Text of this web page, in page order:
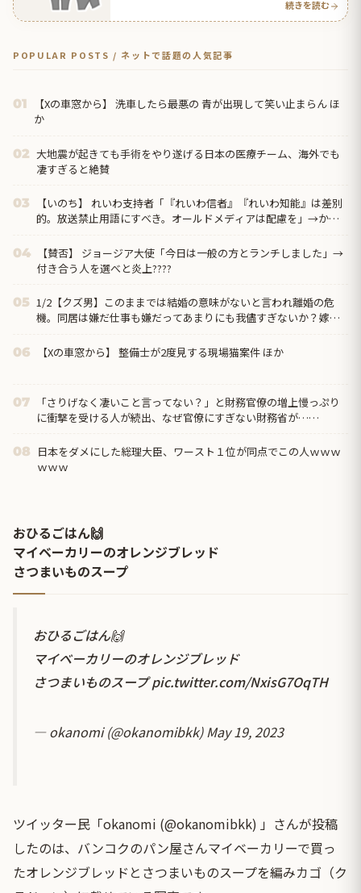
続きを読む
POPULAR POSTS / ネットで話題の人気記事
01
【Xの車窓から】 洗車したら最悪の 青が出現して笑い止まらん ほ
か
02 大地震が起きても手術をやり遂げる日本の医療チーム、海外でも
凄すぎると絶賛
03
【いのち】 れいわ支持者「『れいわ信者』『れいわ知能』は差別
的。放送禁止用語にすべき。オールドメディアは配慮を」→かわ
04
【賛否】 ジョージア大使「今日は一般の方とランチしました」→
付き合う人を選べと炎上????
05 1/2【クズ男】このままでは結婚の意味がないと言われ離婚の危
機。同居は嫌だ仕事も嫌だってあまりにも我儘すぎないか？嫁の
06 【Xの車窓から】 整備士が2度見する現場猫案件 ほか
07
「さりげなく凄いこと言ってない？」と財務官僚の増上慢っぷり
に衝撃を受ける人が続出、なぜ官僚にすぎない財務省が……
08
日本をダメにした総理大臣、ワースト１位が同点でこの人ｗｗｗ
ｗｗｗ
おひるごはん🙌
マイベーカリーのオレンジブレッド
さつまいものスープ
おひるごはん🙌
マイベーカリーのオレンジブレッド
さつまいものスープpic.twitter.com/NxisG7OqTH
— okanomi (@okanomibkk)May 19, 2023
ツイッター民「okanomi (@okanomibkk) 」さんが投稿
したのは、バンコクのパン屋さんマイベーカリーで買っ
たオレンジブレッドとさつまいものスープを編みカゴ（ク